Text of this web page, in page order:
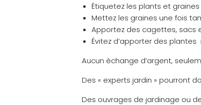
Étiquetez les plants et
Mettez les graines une fois
Apportez des cagettes, sacs
Évitez d’apporter des plantes
Aucun échange d’argent,
Des « experts jardin » pourront
Des ouvrages de jardinage ou